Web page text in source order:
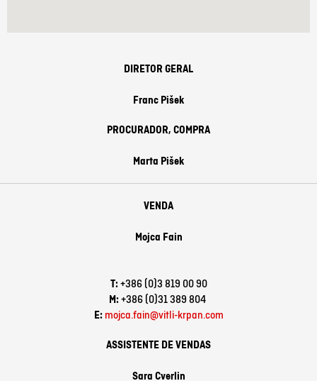
DIRETOR GERAL
Franc Pišek
PROCURADOR, COMPRA
Marta Pišek
VENDA
Mojca Fain
T:+386 (0)3 819 00 90
M:+386 (0)31 389 804
E: mojca.fain@vitli-krpan.com
ASSISTENTE DE VENDAS
Sara Cverlin